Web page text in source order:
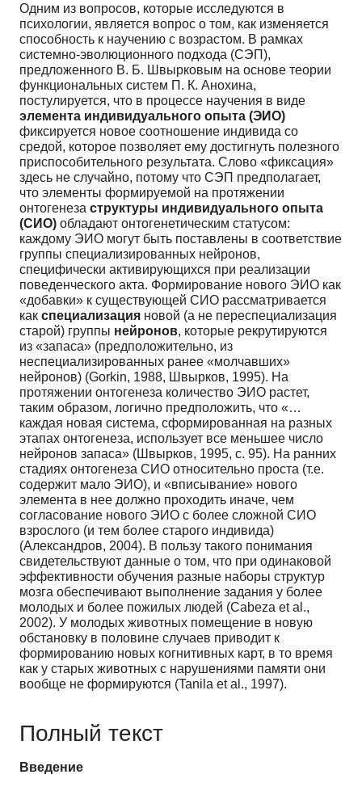
Одним из вопросов, которые исследуются в
психологии, является вопрос о том, как изменяется
способность к научению с возрастом. В рамках
системно-эволюционного подхода (СЭП),
предложенного В. Б. Швырковым на основе теории
функциональных систем П. К. Анохина,
постулируется, что в процессе научения в виде
элемента индивидуального опыта (ЭИО)
фиксируется новое соотношение индивида со
средой, которое позволяет ему достигнуть полезного
приспособительного результата. Слово «фиксация»
здесь не случайно, потому что СЭП предполагает,
что элементы формируемой на протяжении
онтогенеза структуры индивидуального опыта
(СИО) обладают онтогенетическим статусом:
каждому ЭИО могут быть поставлены в соответствие
группы специализированных нейронов,
специфически активирующихся при реализации
поведенческого акта. Формирование нового ЭИО как
«добавки» к существующей СИО рассматривается
как специализация новой (а не переспециализация
старой) группы нейронов, которые рекрутируются
из «запаса» (предположительно, из
неспециализированных ранее «молчавших»
нейронов) (Gorkin, 1988, Швырков, 1995). На
протяжении онтогенеза количество ЭИО растет,
таким образом, логично предположить, что «…
каждая новая система, сформированная на разных
этапах онтогенеза, использует все меньшее число
нейронов запаса» (Швырков, 1995, с. 95). На ранних
стадиях онтогенеза СИО относительно проста (т.е.
содержит мало ЭИО), и «вписывание» нового
элемента в нее должно проходить иначе, чем
согласование нового ЭИО с более сложной СИО
взрослого (и тем более старого индивида)
(Александров, 2004). В пользу такого понимания
свидетельствуют данные о том, что при одинаковой
эффективности обучения разные наборы структур
мозга обеспечивают выполнение задания у более
молодых и более пожилых людей (Cabeza et al.,
2002). У молодых животных помещение в новую
обстановку в половине случаев приводит к
формированию новых когнитивных карт, в то время
как у старых животных с нарушениями памяти они
вообще не формируются (Tanila et al., 1997).
Полный текст
Введение